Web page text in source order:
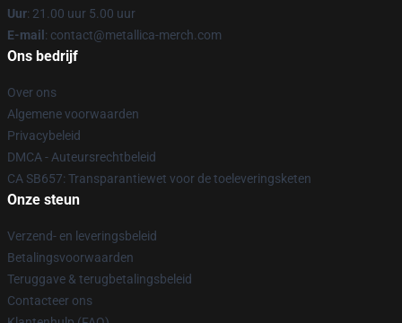
Uur: 21.00 uur 5.00 uur
E-mail : contact@metallica-merch.com
Ons bedrijf
Over ons
Algemene voorwaarden
Privacybeleid
DMCA - Auteursrechtbeleid
CA SB657: Transparantiewet voor de toeleveringsketen
Onze steun
Verzend- en leveringsbeleid
Betalingsvoorwaarden
Teruggave & terugbetalingsbeleid
Contacteer ons